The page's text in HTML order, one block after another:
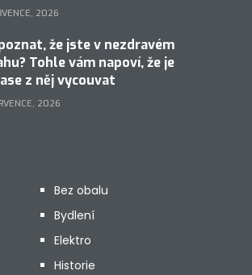
2026
že jste v nezdravém
Tohle vám napoví, že je
z něj vycouvat
2026
Bez obalu
Bydlení
Elektro
Historie